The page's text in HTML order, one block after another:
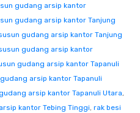
gudang arsip kantor
gudang arsip kantor Tanjung
gudang arsip kantor Tanjung
gudang arsip kantor
gudang arsip kantor Tapanuli
arsip kantor Tapanuli
arsip kantor Tapanuli Utara,
kantor Tebing Tinggi, rak besi